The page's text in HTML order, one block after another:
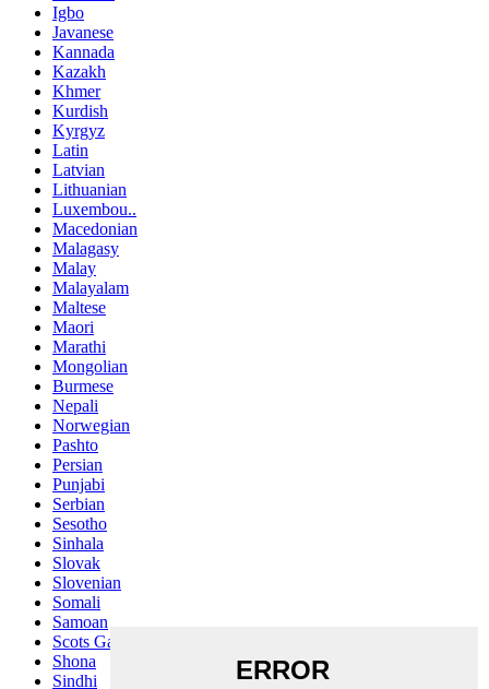
Igbo
Javanese
Kannada
Kazakh
Khmer
Kurdish
Kyrgyz
Latin
Latvian
Lithuanian
Luxembou..
Macedonian
Malagasy
Malay
Malayalam
Maltese
Maori
Marathi
Mongolian
Burmese
Nepali
Norwegian
Pashto
Persian
Punjabi
Serbian
Sesotho
Sinhala
Slovak
Slovenian
Somali
Samoan
Scots Gaelic
Shona
Sindhi